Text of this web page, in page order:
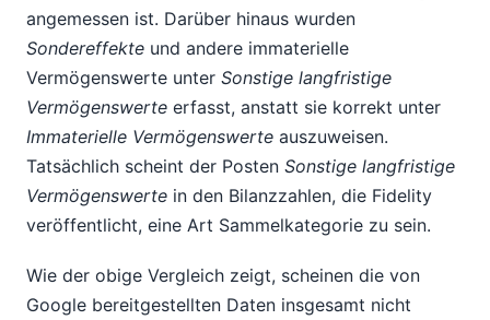
angemessen ist. Darüber hinaus wurden
Sondereffekte und andere immaterielle
Vermögenswerte unter Sonstige langfristige
Vermögenswerte erfasst, anstatt sie korrekt unter
Immaterielle Vermögenswerte auszuweisen.
Tatsächlich scheint der Posten Sonstige langfristige
Vermögenswerte in den Bilanzzahlen, die Fidelity
veröffentlicht, eine Art Sammelkategorie zu sein.
Wie der obige Vergleich zeigt, scheinen die von
Google bereitgestellten Daten insgesamt nicht